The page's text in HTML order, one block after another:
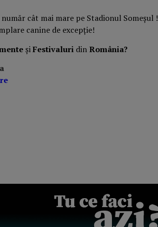
cât mai mare pe Stadionul Someșul !
canine de excepție!
șiFestivaluri dinRomânia?